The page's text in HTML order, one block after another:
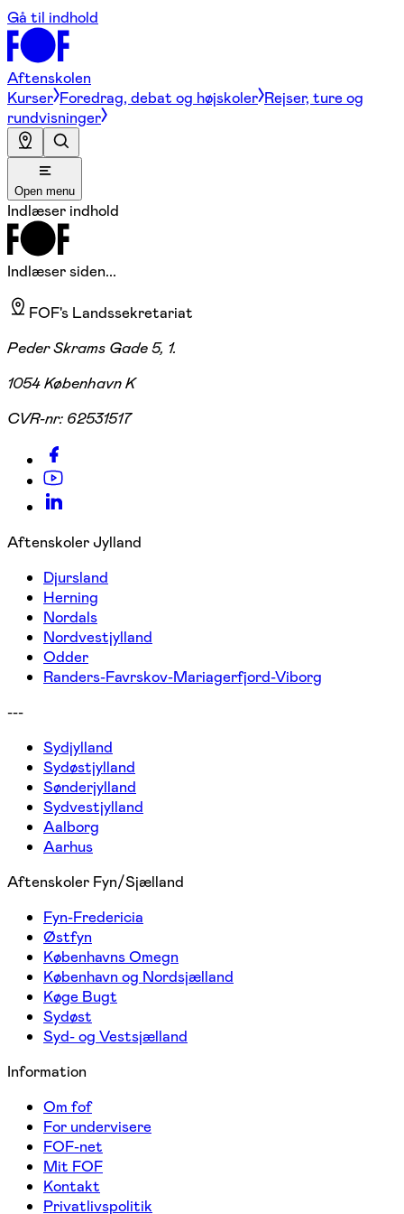
Gå til indhold
Aftenskolen
Kurser Foredrag, debat og højskoler Rejser, ture og
rundvisninger
Open menu
Indlæser indhold
Indlæser siden...
FOF's Landssekretariat
Peder Skrams Gade 5, 1.
1054 København K
CVR-nr: 62531517
Aftenskoler Jylland
Djursland
Herning
Nordals
Nordvestjylland
Odder
Randers-Favrskov-Mariagerfjord-Viborg
---
Sydjylland
Sydøstjylland
Sønderjylland
Sydvestjylland
Aalborg
Aarhus
Aftenskoler Fyn/Sjælland
Fyn-Fredericia
Østfyn
Københavns Omegn
København og Nordsjælland
Køge Bugt
Sydøst
Syd- og Vestsjælland
Information
Om fof
For undervisere
FOF-net
Mit FOF
Kontakt
Privatlivspolitik